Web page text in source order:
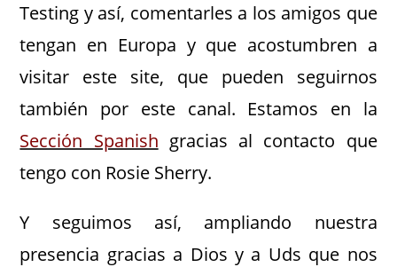
Testing y así, comentarles a los amigos que
tengan en Europa y que acostumbren a
visitar este site, que pueden seguirnos
también por este canal. Estamos en la
Sección Spanish gracias al contacto que
tengo con Rosie Sherry.
Y seguimos así, ampliando nuestra
presencia gracias a Dios y a Uds que nos